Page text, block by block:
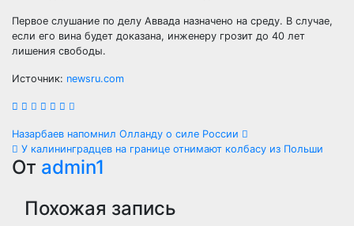
Первое слушание по делу Аввада назначено на среду. В случае,
если его вина будет доказана, инженеру грозит до 40 лет
лишения свободы.
Источник: newsru.com
Навигация
по
записям
Назарбаев напомнил Олланду о силе России
У калининградцев на границе отнимают колбасу из Польши
От admin1
Похожая запись